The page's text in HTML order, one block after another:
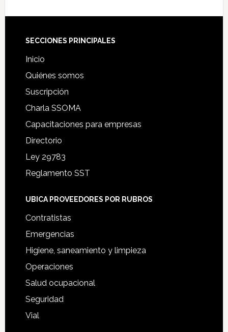
Footer
SECCIONES PRINCIPALES
Inicio
Quiénes somos
Suscripción
Charla SSOMA
Capacitaciones para empresas
Directorio
Ley 29783
Reglamento SST
UBICA PROVEEDORES POR RUBROS
Contratistas
Emergencias
Higiene, saneamiento y limpieza
Operaciones
Salud ocupacional
Seguridad
Vial